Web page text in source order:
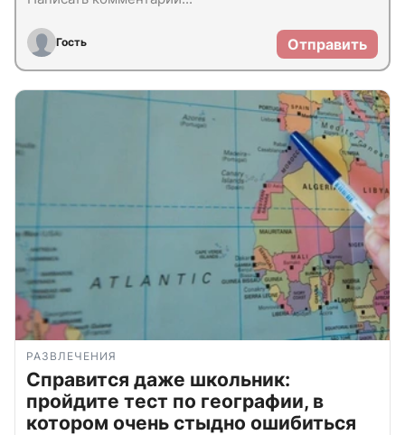
Гость Отправить
РАЗВЛЕЧЕНИЯ
Справится даже школьник:
пройдите тест по географии, в
котором очень стыдно ошибиться